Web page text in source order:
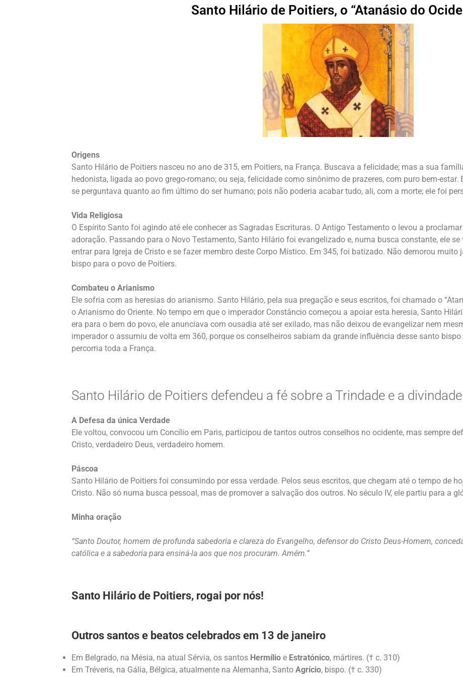
Santo Hilário de Poitiers, o “Atanásio do
Origens
Santo Hilário de Poitiers nasceu no ano de 315, em Poitiers, na França. Buscava a felicidade; mas a sua
hedonista, ligada ao povo grego-romano; ou seja, felicidade como sinônimo de prazeres, com puro bem-estar.
se perguntava quanto ao fim último do ser humano; pois não poderia acabar tudo, ali, com a morte; ele foi
Vida Religiosa
O Espírito Santo foi agindo até ele conhecer as Sagradas Escrituras. O Antigo Testamento o levou a
adoração. Passando para o Novo Testamento, Santo Hilário foi evangelizado e, numa busca constante, ele
entrar para Igreja de Cristo e se fazer membro deste Corpo Místico. Em 345, foi batizado. Não demorou muito
bispo para o povo de Poitiers.
Combateu o Arianismo
Ele sofria com as heresias do arianismo. Santo Hilário, pela sua pregação e seus escritos, foi chamado o
o Arianismo do Oriente. No tempo em que o imperador Constâncio começou a apoiar esta heresia, Santo
era para o bem do povo, ele anunciava com ousadia até ser exilado, mas não deixou de evangelizar nem
imperador o assumiu de volta em 360, porque os conselheiros sabiam da grande influência desse santo
percorria toda a França.
Santo Hilário de Poitiers defendeu a fé sobre a Trindade e a
A Defesa da única Verdade
Ele voltou, convocou um Concílio em Paris, participou de tantos outros conselhos no ocidente, mas sempre
Cristo, verdadeiro Deus, verdadeiro homem.
Páscoa
Santo Hilário de Poitiers foi consumindo por essa verdade. Pelos seus escritos, que chegam até o tempo de
Cristo. Não só numa busca pessoal, mas de promover a salvação dos outros. No século IV, ele partiu para a
Minha oração
“Santo Doutor, homem de profunda sabedoria e clareza do Evangelho, defensor do Cristo Deus-Homem,
católica e a sabedoria para ensiná-la aos que nos procuram. Amém.”
Santo Hilário de Poitiers, rogai por nós!
Outros santos e beatos celebrados em 13 de janeiro
Em Belgrado, na Mésia, na atual Sérvia, os santos Hermílio e Estratónico, mártires. († c. 310)
Em Tréveris, na Gália, Bélgica, atualmente na Alemanha, Santo Agrício, bispo. († c. 330)